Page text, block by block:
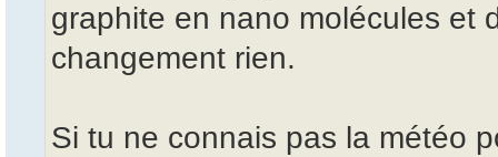
graphite en nano molécules et
changement rien.
Si tu ne connais pas la météo